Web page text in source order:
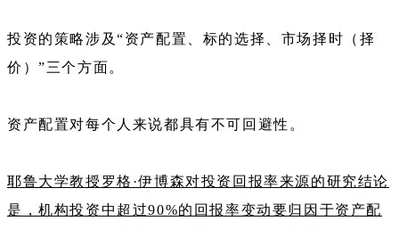
投资的策略涉及“资产配置、标的选择、市场择时（择
价）”三个方面。
资产配置对每个人来说都具有不可回避性。
耶鲁大学教授罗格·伊博森对投资回报率来源的研究结论
是，机构投资中超过90%的回报率变动要归因于资产配